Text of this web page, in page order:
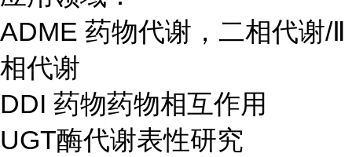
ADME 药物代谢，二相代谢/Ⅱ
相代谢
DDI 药物药物相互作用
UGT酶代谢表性研究